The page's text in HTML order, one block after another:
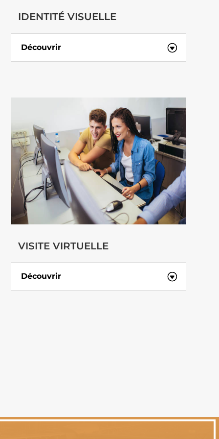
IDENTITÉ VISUELLE
Découvrir
VISITE VIRTUELLE
Découvrir